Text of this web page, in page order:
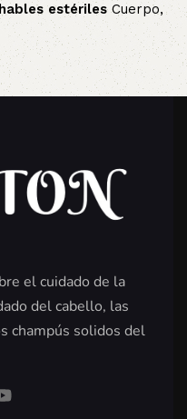
estérilesCuerpo,
el cuidado de la
del cabello, las
champús solidos del